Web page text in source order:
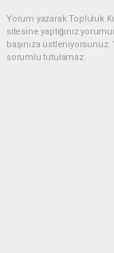
Yorum yazarak Topluluk
sitesine yaptığınız
başınıza
sorumlu tutulamaz.